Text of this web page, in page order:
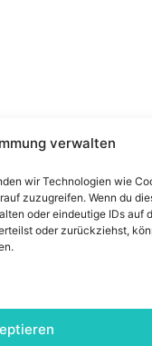
verwalten
wir Technologien wie
zuzugreifen. Wenn du
oder eindeutige IDs auf
oder zurückziehst,